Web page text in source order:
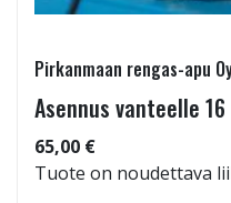
Pirkanmaan rengas-apu
Asennus vanteelle
65,00 €
Tuote on noudettava